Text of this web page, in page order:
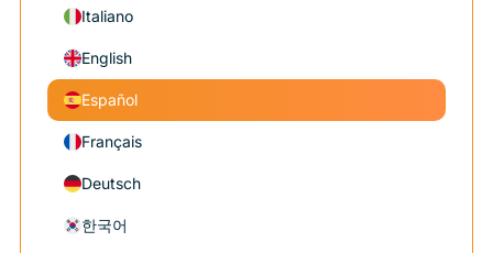
Italiano
English
Español
Français
Deutsch
한국어